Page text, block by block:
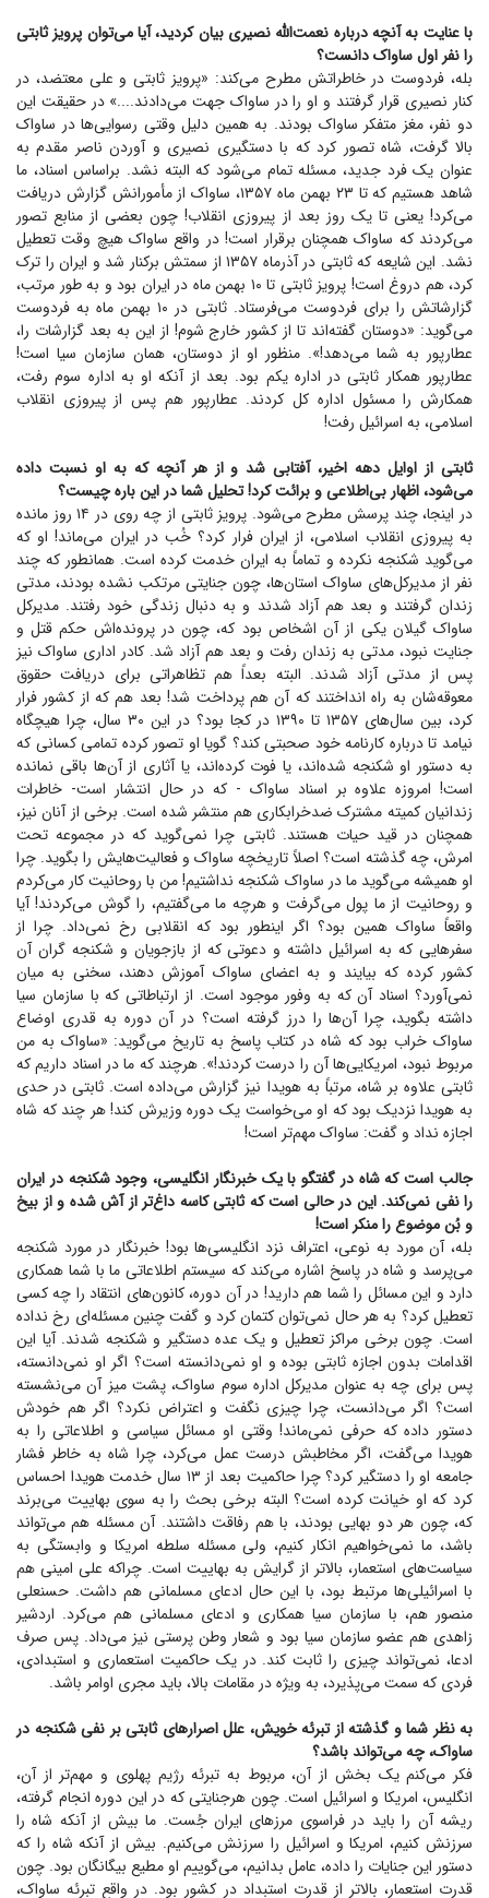
با عنایت به آنچه درباره نعمت‌الله نصیری بیان کردید، آیا می‌توان پرویز ثابتی
را نفر اول ساواک دانست؟
بله، فردوست در خاطراتش مطرح می‌کند: «پرویز ثابتی و علی معتضد، در
کنار نصیری قرار گرفتند و او را در ساواک جهت می‌دادند....» در حقیقت این
دو نفر، مغز متفکر ساواک بودند. به همین دلیل وقتی رسوایی‌ها در ساواک
بالا گرفت، شاه تصور کرد که با دستگیری نصیری و آوردن ناصر مقدم به
عنوان یک فرد جدید، مسئله تمام می‌شود که البته نشد. براساس اسناد، ما
شاهد هستیم که تا ۲۳ بهمن ماه ۱۳۵۷، ساواک از مأمورانش گزارش دریافت
می‌کرد! یعنی تا یک روز بعد از پیروزی انقلاب! چون بعضی از منابع تصور
می‌کردند که ساواک همچنان برقرار است! در واقع ساواک هیچ وقت تعطیل
نشد. این شایعه که ثابتی در آذرماه ۱۳۵۷ از سمتش برکنار شد و ایران را ترک
کرد، هم دروغ است! پرویز ثابتی تا ۱۰ بهمن ماه در ایران بود و به طور مرتب،
گزارشاتش را برای فردوست می‌فرستاد. ثابتی در ۱۰ بهمن ماه به فردوست
می‌گوید: «دوستان گفته‌اند تا از کشور خارج شوم! از این به بعد گزارشات را،
عطارپور به شما می‌دهد!». منظور او از دوستان، همان سازمان سیا است!
عطارپور همکار ثابتی در اداره یکم بود. بعد از آنکه او به اداره سوم رفت،
همکارش را مسئول اداره کل کردند. عطارپور هم پس از پیروزی انقلاب
اسلامی، به اسرائیل رفت!
ثابتی از اوایل دهه اخیر، آفتابی شد و از هر آنچه که به او نسبت داده
می‌شود، اظهار بی‌اطلاعی و برائت کرد! تحلیل شما در این باره چیست؟
در اینجا، چند پرسش مطرح می‌شود. پرویز ثابتی از چه روی در ۱۴ روز مانده
به پیروزی انقلاب اسلامی، از ایران فرار کرد؟ خُب در ایران می‌ماند! او که
می‌گوید شکنجه نکرده و تماماً به ایران خدمت کرده است. همانطور که چند
نفر از مدیرکل‌های ساواک استان‌ها، چون جنایتی مرتکب نشده بودند، مدتی
زندان گرفتند و بعد هم آزاد شدند و به دنبال زندگی خود رفتند. مدیرکل
ساواک گیلان یکی از آن اشخاص بود که، چون در پرونده‌اش حکم قتل و
جنایت نبود، مدتی به زندان رفت و بعد هم آزاد شد. کادر اداری ساواک نیز
پس از مدتی آزاد شدند. البته بعداً هم تظاهراتی برای دریافت حقوق
معوقه‌شان به راه انداختند که آن هم پرداخت شد! بعد هم که از کشور فرار
کرد، بین سال‌های ۱۳۵۷ تا ۱۳۹۰ در کجا بود؟ در این ۳۰ سال، چرا هیچگاه
نیامد تا درباره کارنامه خود صحبتی کند؟ گویا او تصور کرده تمامی کسانی که
به دستور او شکنجه شده‌اند، یا فوت کرده‌اند، یا آثاری از آن‌ها باقی نمانده
است! امروزه علاوه بر اسناد ساواک - که در حال انتشار است- خاطرات
زندانیان کمیته مشترک ضدخرابکاری هم منتشر شده است. برخی از آنان نیز،
همچنان در قید حیات هستند. ثابتی چرا نمی‌گوید که در مجموعه تحت
امرش، چه گذشته است؟ اصلاً تاریخچه ساواک و فعالیت‌هایش را بگوید. چرا
او همیشه می‌گوید ما در ساواک شکنجه نداشتیم! من با روحانیت کار می‌کردم
و روحانیت از ما پول می‌گرفت و هرچه ما می‌گفتیم، را گوش می‌کردند! آیا
واقعاً ساواک همین بود؟ اگر اینطور بود که انقلابی رخ نمی‌داد. چرا از
سفر‌هایی که به اسرائیل داشته و دعوتی که از بازجویان و شکنجه گران آن
کشور کرده که بیایند و به اعضای ساواک آموزش دهند، سخنی به میان
نمی‌آورد؟ اسناد آن که به وفور موجود است. از ارتباطاتی که با سازمان سیا
داشته بگوید، چرا آن‌ها را درز گرفته است؟ در آن دوره به قدری اوضاع
ساواک خراب بود که شاه در کتاب پاسخ به تاریخ می‌گوید: «ساواک به من
مربوط نبود، امریکایی‌ها آن را درست کردند!». هرچند که ما در اسناد داریم که
ثابتی علاوه بر شاه، مرتباً به هویدا نیز گزارش می‌داده است. ثابتی در حدی
به هویدا نزدیک بود که او می‌خواست یک دوره وزیرش کند! هر چند که شاه
اجازه نداد و گفت: ساواک مهم‌تر است!
جالب است که شاه در گفتگو با یک خبرنگار انگلیسی، وجود شکنجه در ایران
را نفی نمی‌کند. این در حالی است که ثابتی کاسه داغ‌تر از آش شده و از بیخ
و بُن موضوع را منکر است!
بله، آن مورد به نوعی، اعتراف نزد انگلیسی‌ها بود! خبرنگار در مورد شکنجه
می‌پرسد و شاه در پاسخ اشاره می‌کند که سیستم اطلاعاتی ما با شما همکاری
دارد و این مسائل را شما هم دارید! در آن دوره، کانون‌های انتقاد را چه کسی
تعطیل کرد؟ به هر حال نمی‌توان کتمان کرد و گفت چنین مسئله‌ای رخ نداده
است. چون برخی مراکز تعطیل و یک عده دستگیر و شکنجه شدند. آیا این
اقدامات بدون اجازه ثابتی بوده و او نمی‌دانسته است؟ اگر او نمی‌دانسته،
پس برای چه به عنوان مدیرکل اداره سوم ساواک، پشت میز آن می‌نشسته
است؟ اگر می‌دانست، چرا چیزی نگفت و اعتراض نکرد؟ اگر هم خودش
دستور داده که حرفی نمی‌ماند! وقتی او مسائل سیاسی و اطلاعاتی را به
هویدا می‌گفت، اگر مخاطبش درست عمل می‌کرد، چرا شاه به خاطر فشار
جامعه او را دستگیر کرد؟ چرا حاکمیت بعد از ۱۳ سال خدمت هویدا احساس
کرد که او خیانت کرده است؟ البته برخی بحث را به سوی بهاییت می‌برند
که، چون هر دو بهایی بودند، با هم رفاقت داشتند. آن مسئله هم می‌تواند
باشد، ما نمی‌خواهیم انکار کنیم، ولی مسئله سلطه امریکا و وابستگی به
سیاست‌های استعمار، بالاتر از گرایش به بهاییت است. چراکه علی امینی هم
با اسرائیلی‌ها مرتبط بود، با این حال ادعای مسلمانی هم داشت. حسنعلی
منصور هم، با سازمان سیا همکاری و ادعای مسلمانی هم می‌کرد. اردشیر
زاهدی هم عضو سازمان سیا بود و شعار وطن پرستی نیز می‌داد. پس صرف
ادعا، نمی‌تواند چیزی را ثابت کند. در یک حاکمیت استعماری و استبدادی،
فردی که سمت می‌پذیرد، به ویژه در مقامات بالا، باید مجری اوامر باشد.
به نظر شما و گذشته از تبرئه خویش، علل اصرار‌های ثابتی بر نفی شکنجه در
ساواک، چه می‌تواند باشد؟
فکر می‌کنم یک بخش از آن، مربوط به تبرئه رژیم پهلوی و مهم‌تر از آن،
انگلیس، امریکا و اسرائیل است. چون هرجنایتی که در این دوره انجام گرفته،
ریشه آن را باید در فراسوی مرز‌های ایران جُست. ما بیش از آنکه شاه را
سرزنش کنیم، امریکا و اسرائیل را سرزنش می‌کنیم. بیش از آنکه شاه را که
دستور این جنایات را داده، عامل بدانیم، می‌گوییم او مطیع بیگانگان بود. چون
قدرت استعمار، بالاتر از قدرت استبداد در کشور بود. در واقع تبرئه ساواک،